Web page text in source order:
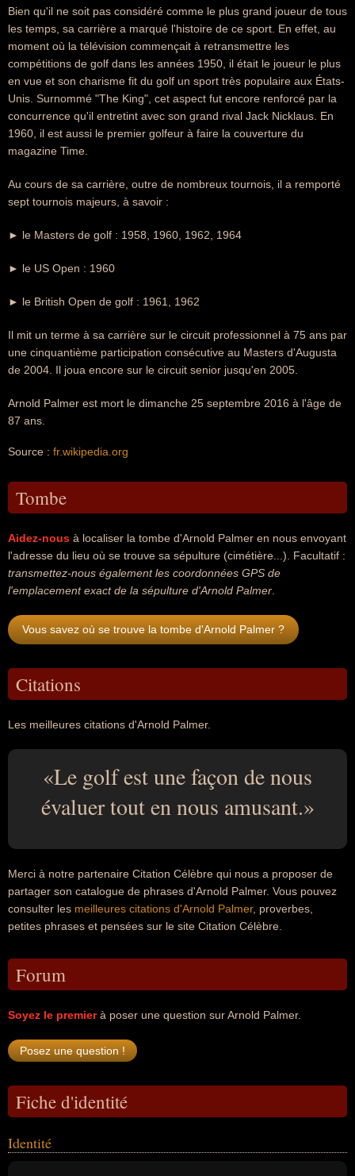
Bien qu'il ne soit pas considéré comme le plus grand joueur de tous
les temps, sa carrière a marqué l'histoire de ce sport. En effet, au
moment où la télévision commençait à retransmettre les
compétitions de golf dans les années 1950, il était le joueur le plus
en vue et son charisme fit du golf un sport très populaire aux États-
Unis. Surnommé "The King", cet aspect fut encore renforcé par la
concurrence qu'il entretint avec son grand rival Jack Nicklaus. En
1960, il est aussi le premier golfeur à faire la couverture du
magazine Time.
Au cours de sa carrière, outre de nombreux tournois, il a remporté
sept tournois majeurs, à savoir :
► le Masters de golf : 1958, 1960, 1962, 1964
► le US Open : 1960
► le British Open de golf : 1961, 1962
Il mit un terme à sa carrière sur le circuit professionnel à 75 ans par
une cinquantième participation consécutive au Masters d'Augusta
de 2004. Il joua encore sur le circuit senior jusqu'en 2005.
Arnold Palmer est mort le dimanche 25 septembre 2016 à l'âge de
87 ans.
Source : fr.wikipedia.org
Tombe
Aidez-nous à localiser la tombe d'Arnold Palmer en nous envoyant
l'adresse du lieu où se trouve sa sépulture (cimétière...). Facultatif :
transmettez-nous également les coordonnées GPS de
l'emplacement exact de la sépulture d'Arnold Palmer
Vous savez où se trouve la tombe d'Arnold Palmer ?
Citations
Les meilleures citations d'Arnold Palmer.
Le golf est une façon de nous
évaluer tout en nous amusant.
Merci à notre partenaire Citation Célèbre qui nous a proposer de
partager son catalogue de phrases d'Arnold Palmer. Vous pouvez
consulter les meilleures citations d'Arnold Palmer, proverbes,
petites phrases et pensées sur le site Citation Célèbre.
Forum
Soyez le premierà poser une question sur Arnold Palmer.
Fiche d'identité
Identité